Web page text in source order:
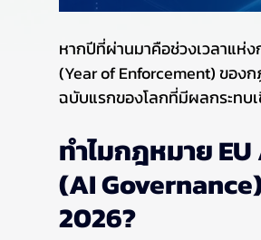
หากปีที่ผ่านมาคือช่วงเวลาแห่
(Year of Enforcement) ของ
ฉบับแรกของโลกที่มีผลกระทบเ
ทำไมกฎหมาย
(AI
2026?